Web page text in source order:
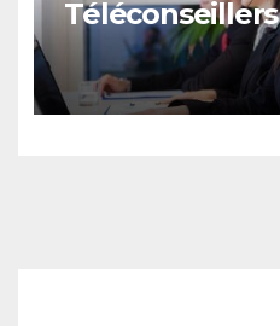
(20) فرص عمل – Téléconseillers